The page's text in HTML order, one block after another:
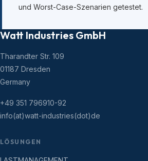
und Worst-Case-Szenarien getestet.
Watt Industries GmbH
Tharandter Str. 109
01187 Dresden
Germany
+49 351 796910-92
info(at)watt-industries(dot)de
LÖSUNGEN